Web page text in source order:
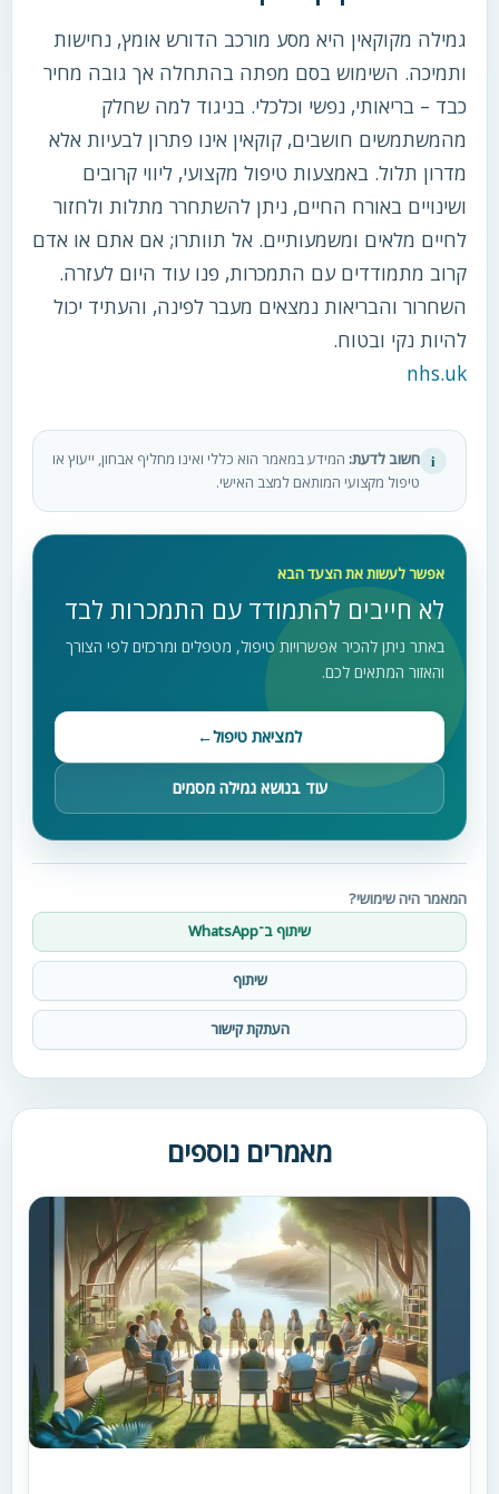
גמילה מקוקאין היא מסע מורכב הדורש אומץ, נחישות
ותמיכה. השימוש בסם מפתה בהתחלה אך גובה מחיר
כבד – בריאותי, נפשי וכלכלי. בניגוד למה שחלק
מהמשתמשים חושבים, קוקאין אינו פתרון לבעיות אלא
מדרון תלול. באמצעות טיפול מקצועי, ליווי קרובים
ושינויים באורח החיים, ניתן להשתחרר מתלות ולחזור
לחיים מלאים ומשמעותיים. אל תוותרו; אם אתם או אדם
קרוב מתמודדים עם התמכרות, פנו עוד היום לעזרה.
השחרור והבריאות נמצאים מעבר לפינה, והעתיד יכול
להיות נקי ובטוח.
nhs.uk
i חשוב לדעת: המידע במאמר הוא כללי ואינו מחליף אבחון, ייעוץ או
טיפול מקצועי המותאם למצב האישי.
אפשר לעשות את הצעד הבא
לא חייבים להתמודד עם התמכרות לבד
באתר ניתן להכיר אפשרויות טיפול, מטפלים ומרכזים לפי הצורך
והאזור המתאים לכם.
למציאת טיפול←
עוד בנושא גמילה מסמים
המאמר היה שימושי?
שיתוף ב־WhatsApp
שיתוף
העתקת קישור
מאמרים נוספים